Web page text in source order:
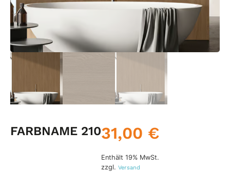
FARBNAME 21031,00 €
Enthält 19% MwSt.
zzgl. Versand